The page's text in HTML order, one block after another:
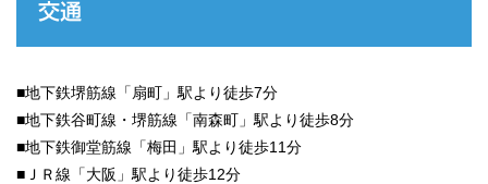
交通
■地下鉄堺筋線「扇町」駅より徒歩7分
■地下鉄谷町線・堺筋線「南森町」駅より徒歩8分
■地下鉄御堂筋線「梅田」駅より徒歩11分
■ＪＲ線「大阪」駅より徒歩12分